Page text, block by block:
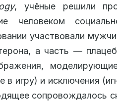
, учёные решили
человеком
участвовали
а часть —
в игру) и исключения
сопровождалось